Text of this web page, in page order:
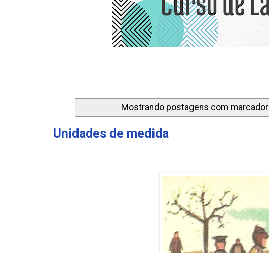
Mostrando postagens com marcador
Unidades de medida